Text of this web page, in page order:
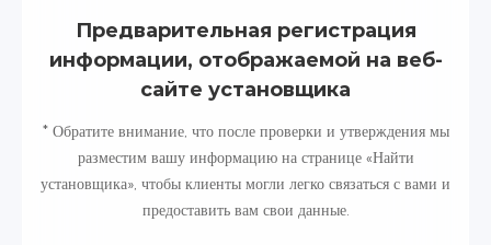
Предварительная регистрация
информации, отображаемой на веб-
сайте установщика
* Обратите внимание, что после проверки и утверждения мы
разместим вашу информацию на странице «Найти
установщика», чтобы клиенты могли легко связаться с вами и
предоставить вам свои данные.